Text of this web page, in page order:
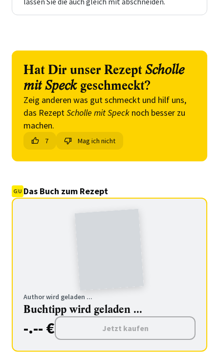
Hat Dir unser Rezept Scholle
mit Speckgeschmeckt?
Zeig anderen was gut schmeckt und hilf uns,
das RezeptScholle mit Speck noch besser zu
machen.
7 Mag ich nicht
Das Buch zum Rezept
Author wird geladen ...
Buchtipp wird geladen ...
-.-- € Jetzt kaufen